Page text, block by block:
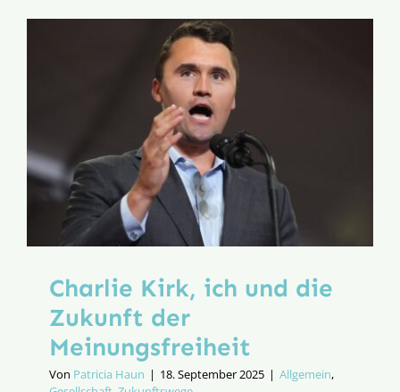
Charlie Kirk, ich und die
Zukunft der
Meinungsfreiheit
Von Patricia Haun | 18. September 2025 | Allgemein,